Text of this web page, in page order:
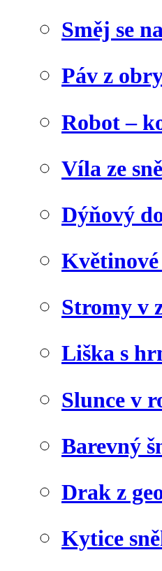
Směj se
Páv z
Robot –
Víla ze
Dýňový
Stromy v
Liška s
Slunce v
Barevný
Drak z
Kytice